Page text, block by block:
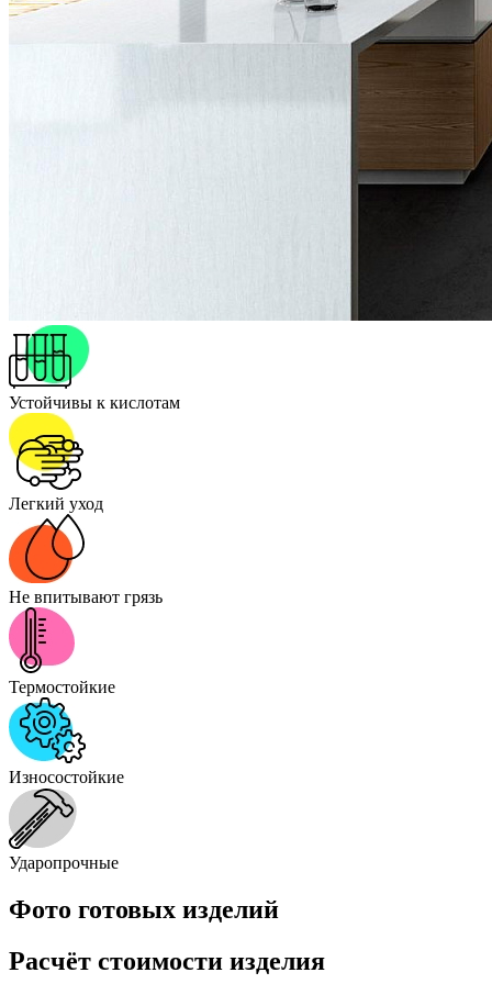
Устойчивы к кислотам
Легкий уход
Не впитывают грязь
Термостойкие
Износостойкие
Ударопрочные
Фото готовых изделий
Расчёт стоимости изделия